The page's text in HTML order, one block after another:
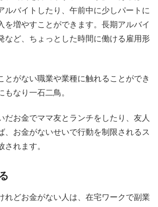
ルバイトしたり、午前中に少しパートに
を増やすことができます。長期アルバイ
など、ちょっとした時間に働ける雇用形
とがない職業や業種に触れることができ
もなり一石二鳥。
だお金でママ友とランチをしたり、友人
、お金がないせいで行動を制限されるス
されます。
れどお金がない人は、在宅ワークで副業